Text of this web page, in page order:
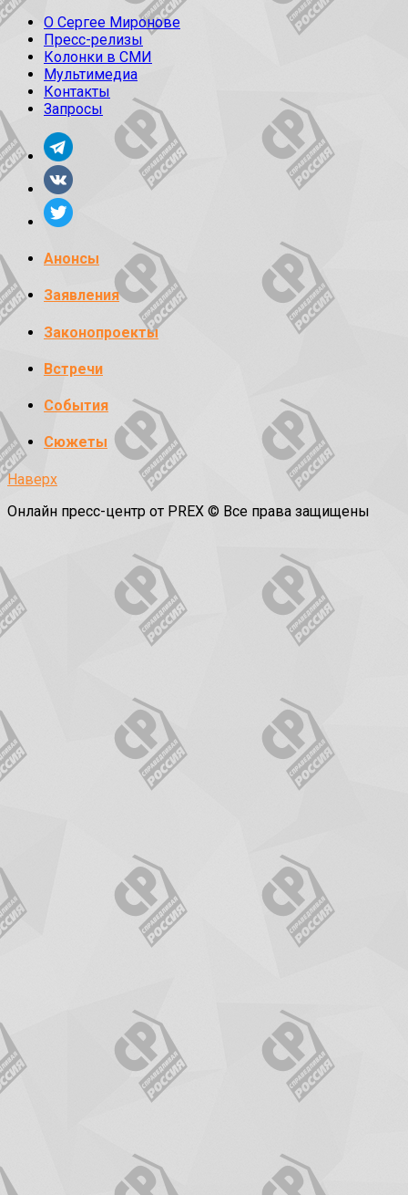
О Сергее Миронове
Пресс-релизы
Колонки в СМИ
Мультимедиа
Контакты
Запросы
Анонсы
Заявления
Законопроекты
Встречи
События
Сюжеты
Наверх
Онлайн пресс-центр от PREX © Все права защищены